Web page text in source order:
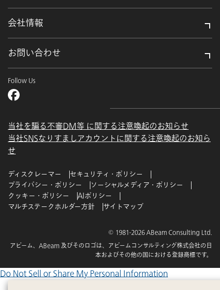
会社情報
お問い合わせ
Follow Us
当社を騙る不審DM等 に関する注意喚起のお知らせ
当社SNSなりすましアカウントに関する注意喚起のお知ら
せ
ディスクレーマー
セキュリティ・ポリシー
プライバシー・ポリシー
ソーシャルメディア・ポリシー
クッキー・ポリシー
AIポリシー
マルチステークホルダー方針
サイトマップ
© 1981-2026 ABeam Consulting Ltd.
アビーム、ABeam 及びそのロゴは、アビームコンサルティング株式会社の日
本およびその他の国における登録商標です。
Do Not Sell or Share My Personal Information